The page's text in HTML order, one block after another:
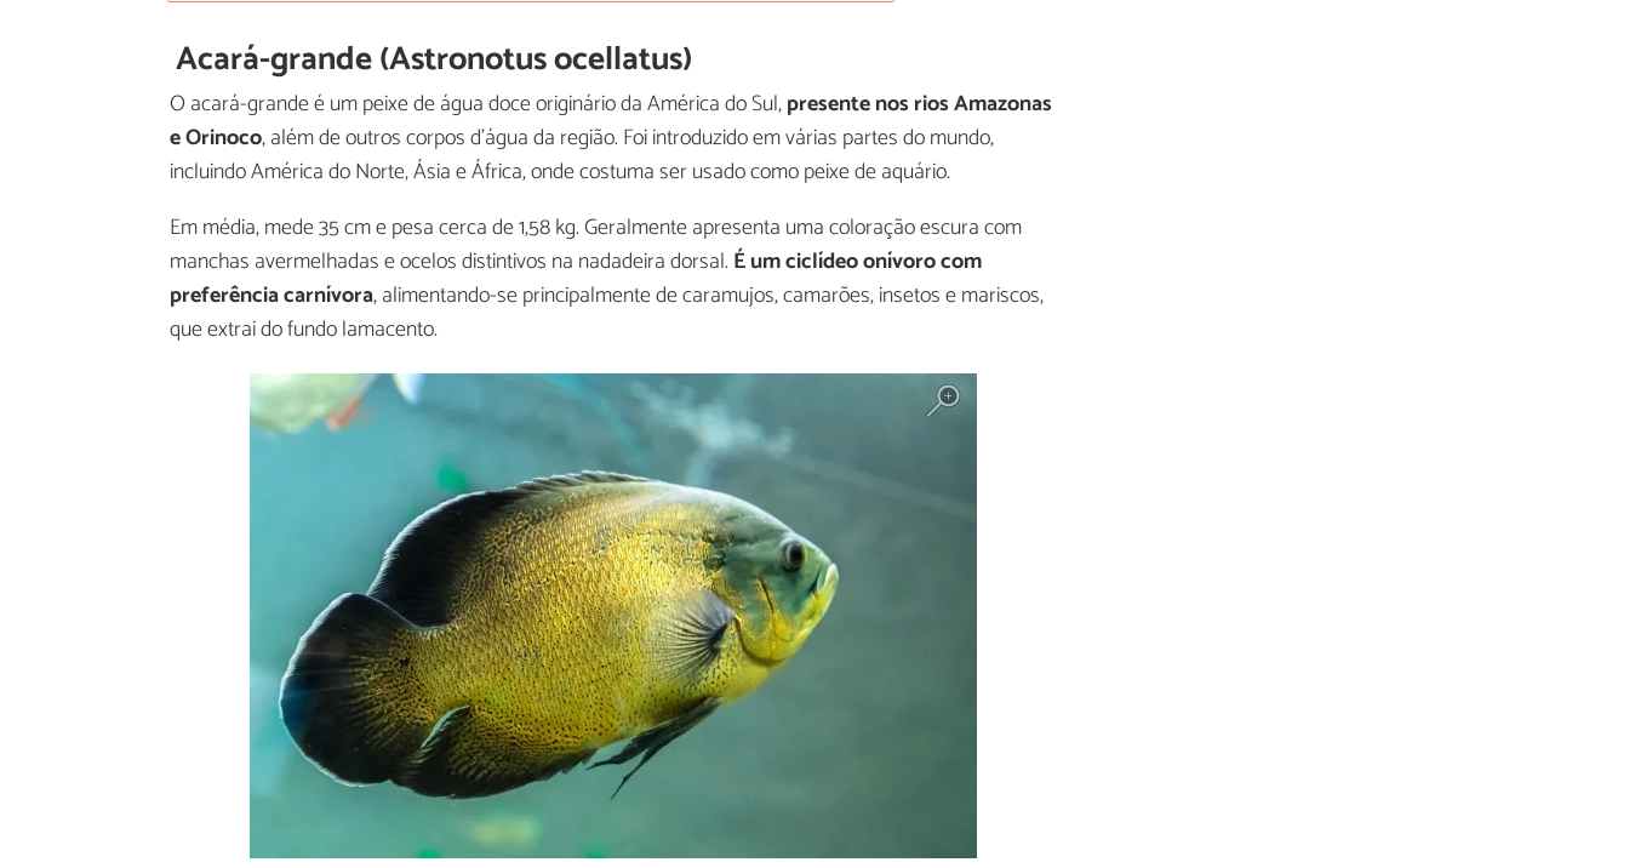
Acará-grande (Astronotus ocellatus)
O acará-grande é um peixe de água doce originário da América do Sul,presente nos rios Amazonas
e Orinoco, além de outros corpos d'água da região. Foi introduzido em várias partes do mundo,
incluindo América do Norte, Ásia e África, onde costuma ser usado como peixe de aquário.
Em média, mede 35 cm e pesa cerca de 1,58 kg. Geralmente apresenta uma coloração escura com
manchas avermelhadas e ocelos distintivos na nadadeira dorsal. É um ciclídeo onívoro com
preferência carnívora, alimentando-se principalmente de caramujos, camarões, insetos e mariscos,
que extrai do fundo lamacento.